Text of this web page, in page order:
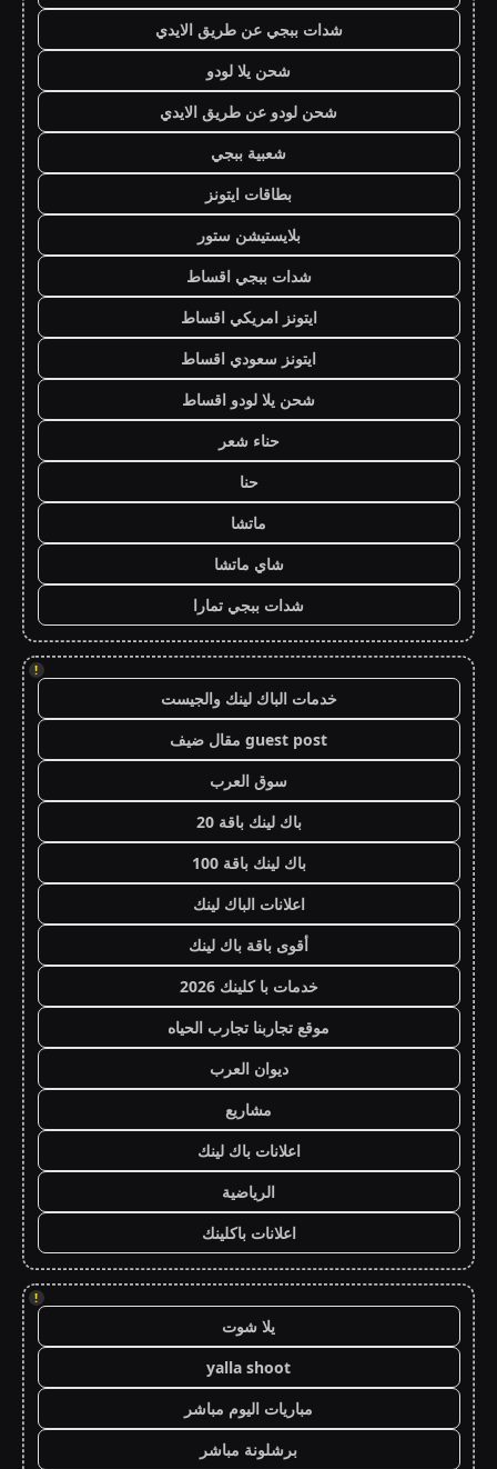
شدات ببجي عن طريق الايدي
شحن يلا لودو
شحن لودو عن طريق الايدي
شعبية ببجي
بطاقات ايتونز
بلايستيشن ستور
شدات ببجي اقساط
ايتونز امريكي اقساط
ايتونز سعودي اقساط
شحن يلا لودو اقساط
حناء شعر
حنا
ماتشا
شاي ماتشا
شدات ببجي تمارا
!
خدمات الباك لينك والجيست
guest post مقال ضيف
سوق العرب
باك لينك باقة 20
باك لينك باقة 100
اعلانات الباك لينك
أقوى باقة باك لينك
خدمات با كلينك 2026
موقع تجاربنا تجارب الحياه
ديوان العرب
مشاريع
اعلانات باك لينك
الرياضية
اعلانات باكلينك
!
يلا شوت
yalla shoot
مباريات اليوم مباشر
برشلونة مباشر